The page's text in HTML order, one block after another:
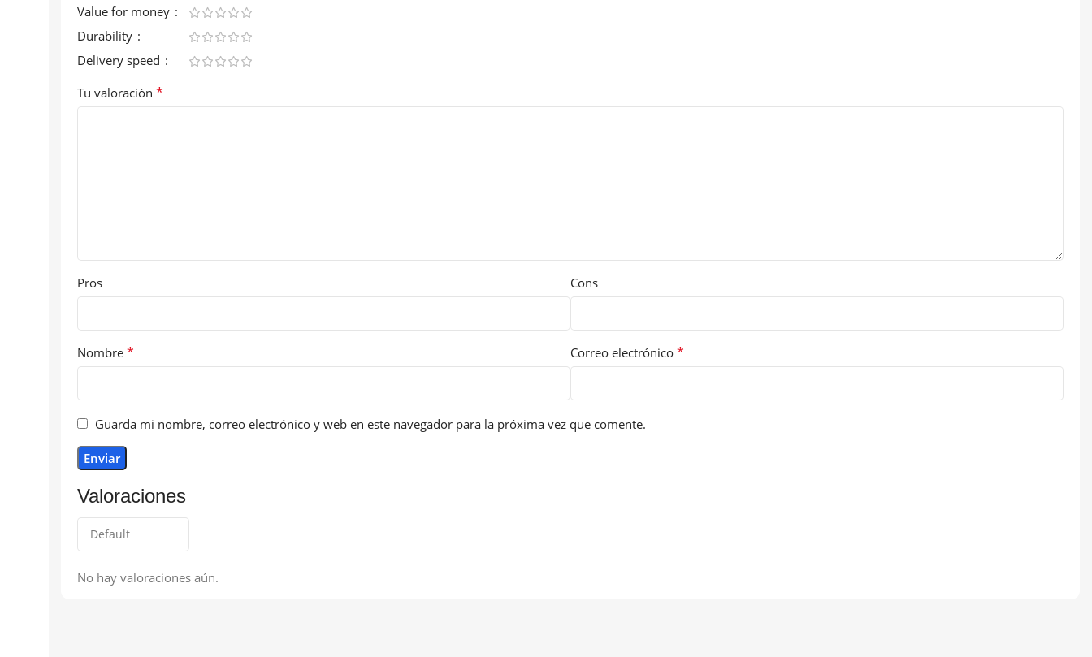
Valoraciones
No hay valoraciones aún.
Value for money
Durability
Delivery speed
Tu valoración *
Pros Cons
Nombre * Correo electrónico *
Guarda mi nombre, correo electrónico y web en este navegador para la próxima vez que comente.